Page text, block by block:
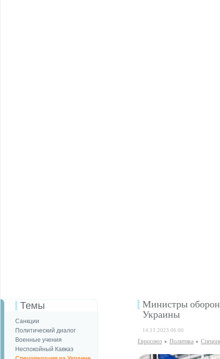
Темы
Санкции
Политический диалог
Военные учения
Неспокойный Кавказ
Министры
Украины
14.11.2023 06:00
Евросоюз Политика